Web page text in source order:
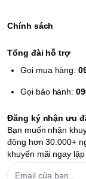
Chính sách
Tổng đài hỗ trợ
Gọi mua hàng:
Gọi bảo hành:
Đăng ký nhận ưu
Bạn muốn nhận
động hơn 30.000+
khuyến mãi ngay